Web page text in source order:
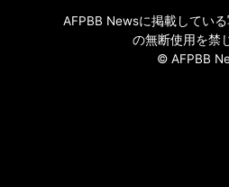
AFPBB Newsに掲載してい
の無断使用を禁
© AFPBB